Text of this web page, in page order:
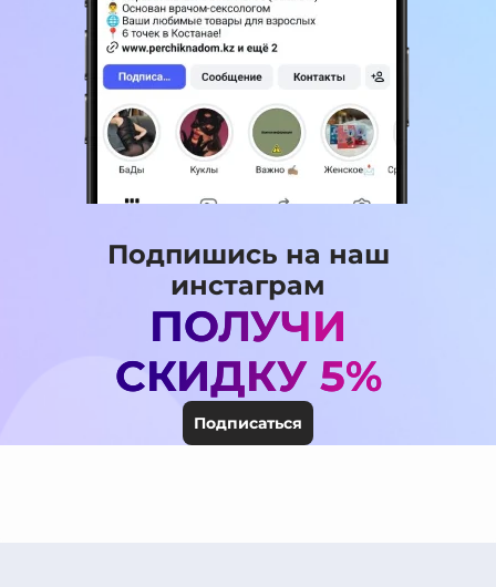
Подпишись на наш
инстаграм
ПОЛУЧИ
СКИДКУ 5%
Подписаться